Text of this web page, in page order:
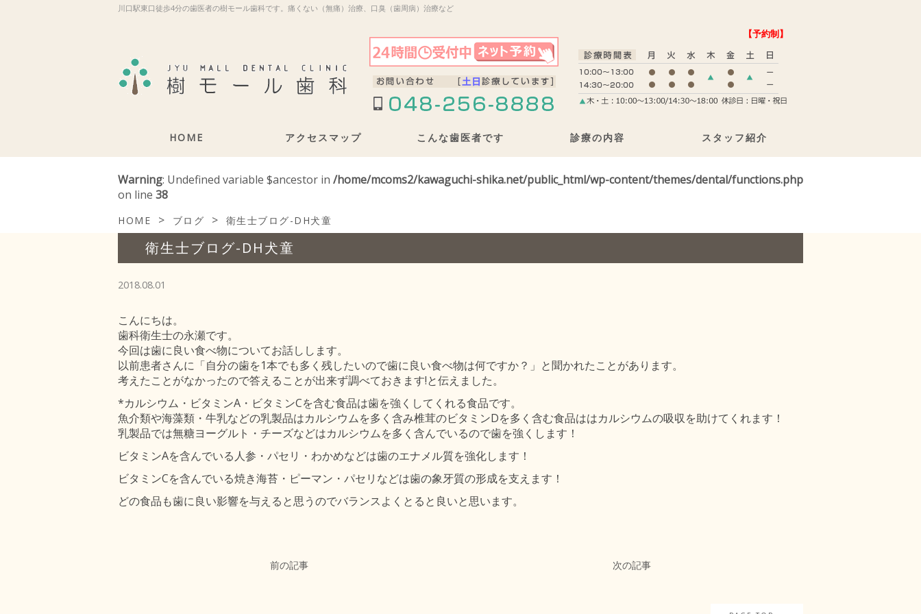
川口駅東口徒歩4分の歯医者の樹モール歯科です。痛くない（無痛）治療、口臭（歯周病）治療など
【予約制】
HOME アクセスマップ こんな歯医者です 診療の内容 スタッフ紹介
Warning: Undefined variable $ancestor in /home/mcoms2/kawaguchi-shika.net/public_html/wp-content/themes/dental/functions.php
on line 38
HOME > ブログ > 衛生士ブログ-DH犬童
衛生士ブログ-DH犬童
2018.08.01
こんにちは。
歯科衛生士の永瀬です。
今回は歯に良い食べ物についてお話しします。
以前患者さんに「自分の歯を1本でも多く残したいので歯に良い食べ物は何ですか？」と聞かれたことがあります。
考えたことがなかったので答えることが出来ず調べておきます!と伝えました。
*カルシウム・ビタミンA・ビタミンCを含む食品は歯を強くしてくれる食品です。
魚介類や海藻類・牛乳などの乳製品はカルシウムを多く含み椎茸のビタミンDを多く含む食品ははカルシウムの吸収を助けてくれます！
乳製品では無糖ヨーグルト・チーズなどはカルシウムを多く含んでいるので歯を強くします！
ビタミンAを含んでいる人参・パセリ・わかめなどは歯のエナメル質を強化します！
ビタミンCを含んでいる焼き海苔・ピーマン・パセリなどは歯の象牙質の形成を支えます！
どの食品も歯に良い影響を与えると思うのでバランスよくとると良いと思います。
前の記事 次の記事